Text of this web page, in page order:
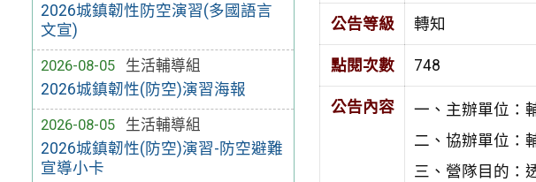
2026城鎮韌性防空演習(多國語言
文宣)
2026-08-05
生活輔導組
2026城鎮韌性(防空)演習海報
2026-08-05
生活輔導組
2026城鎮韌性(防空)演習-防空避難
宣導小卡
公告等級 轉知
點閱次數 748
公告內容
一、主辦單位：
二、協辦單位：
三、營隊目的：